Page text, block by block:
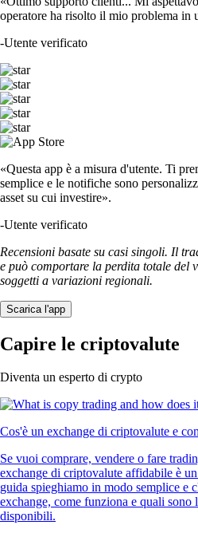
operatore ha risolto il mio problema in
-Utente verificato
«Questa app è a misura d'utente. Ti
semplice e le notifiche sono
asset su cui investire».
-Utente verificato
Recensioni basate su casi singoli. Il
e può comportare la perdita totale del
soggetti a variazioni regionali.
Scarica l'app
Capire le criptovalute
Diventa un esperto di crypto
Cos'è un exchange di criptovalute e
Se vuoi comprare, vendere o fare
exchange di criptovalute affidabile è
guida spieghiamo in modo semplice e
exchange, come funziona e quali
disponibili.